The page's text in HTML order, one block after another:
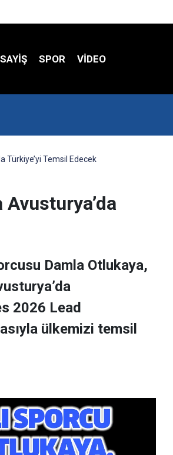
SPOR VIDEO
Türkiye’yi Temsil Edecek
Damla Otlukaya,
2026 Lead
ülkemizi temsil